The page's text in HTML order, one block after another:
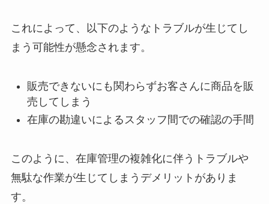
これによって、以下のようなトラブルが生じてし
まう可能性が懸念されます。
販売できないにも関わらずお客さんに商品を販
売してしまう
在庫の勘違いによるスタッフ間での確認の手間
このように、在庫管理の複雑化に伴うトラブルや
無駄な作業が生じてしまうデメリットがありま
す。